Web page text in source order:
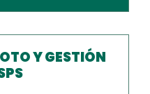
Y GESTIÓN